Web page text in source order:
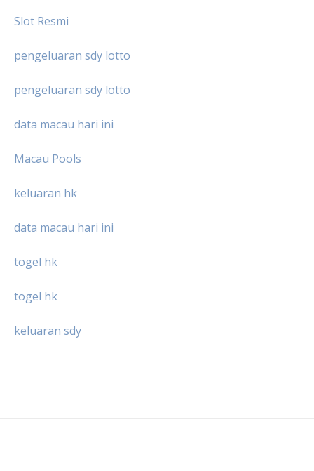
Slot Resmi
pengeluaran sdy lotto
pengeluaran sdy lotto
data macau hari ini
Macau Pools
keluaran hk
data macau hari ini
togel hk
togel hk
keluaran sdy